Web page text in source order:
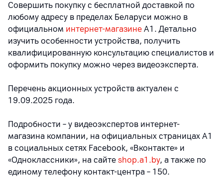
Совершить покупку с бесплатной доставкой по
любому адресу в пределах Беларуси можно в
официальном интернет-магазине А1. Детально
изучить особенности устройства, получить
квалифицированную консультацию специалистов и
оформить покупку можно через видеоэксперта.
Перечень акционных устройств актуален с
19.09.2025 года.
Подробности – у видеоэкспертов интернет-
магазина компании, на официальных страницах A1
в социальных сетях Facebook, «Вконтакте» и
«Одноклассники», на сайте shop.a1.by, а также по
единому телефону контакт-центра – 150.